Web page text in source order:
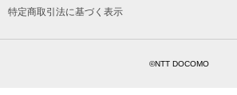
特定商取引法に基づく表示
©NTT DOCOMO